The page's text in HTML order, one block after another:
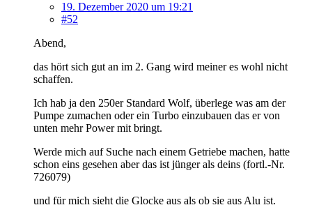
19. Dezember 2020 um 19:21
#52
Abend,
das hört sich gut an im 2. Gang wird meiner es wohl nicht
schaffen.
Ich hab ja den 250er Standard Wolf, überlege was am der
Pumpe zumachen oder ein Turbo einzubauen das er von
unten mehr Power mit bringt.
Werde mich auf Suche nach einem Getriebe machen, hatte
schon eins gesehen aber das ist jünger als deins (fortl.-Nr.
726079)
und für mich sieht die Glocke aus als ob sie aus Alu ist.